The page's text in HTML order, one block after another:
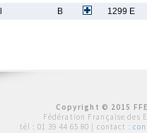
B 1299 E
Copyright © 2015
Fédération Française des
tél : 01 39 44 65 80 | contact :